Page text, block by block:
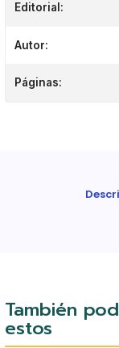
Editorial:
Autor:
Páginas:
También
estos